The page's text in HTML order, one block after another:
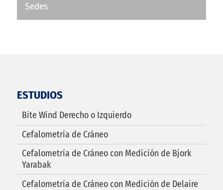
Sedes
ESTUDIOS
Bite Wind Derecho o Izquierdo
Cefalometría de Cráneo
Cefalometría de Cráneo con Medición de Bjork
Yarabak
Cefalometría de Cráneo con Medición de Delaire